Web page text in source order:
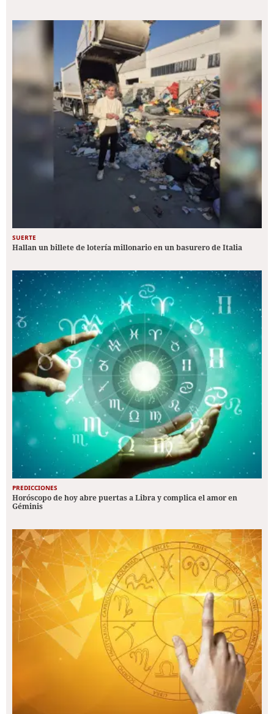
SUERTE
Hallan un billete de lotería millonario en un basurero de Italia
PREDICCIONES
Horóscopo de hoy abre puertas a Libra y complica el amor en
Géminis